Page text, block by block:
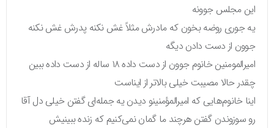
این مجلس جوونه
یه جوری روضه بخون که مادرش مثلاً غش نکنه پدرش غش نکنه
جوون از دست دادن دیگه
امیرالمومنین خانوم جوون از دست داده ۱۸ ساله از دست داده ببین
چقدر حالا مصیبت خیلی بالاتر از ایناست
اینا خانوم‌هایی که امیرالمؤمنینو دیدن یه جمله‌ای گفتن خیلی دل آقا
رو سوزوندن گفتن هرچند ما گمان نمی‌کنیم که زنده ببینیش